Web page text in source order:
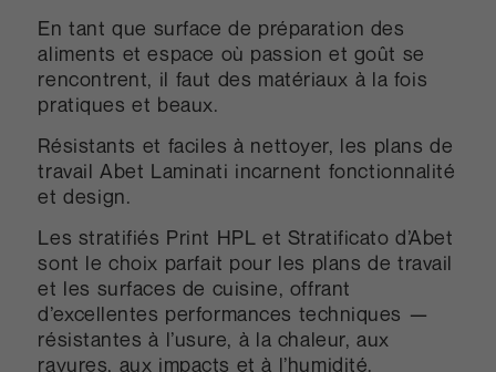
En tant que surface de préparation des
aliments et espace où passion et goût se
rencontrent, il faut des matériaux à la fois
pratiques et beaux.
Résistants et faciles à nettoyer, les plans de
travail Abet Laminati incarnent fonctionnalité
et design.
Les stratifiés Print HPL et Stratificato d’Abet
sont le choix parfait pour les plans de travail
et les surfaces de cuisine, offrant
d’excellentes performances techniques —
résistantes à l’usure, à la chaleur, aux
rayures, aux impacts et à l’humidité.